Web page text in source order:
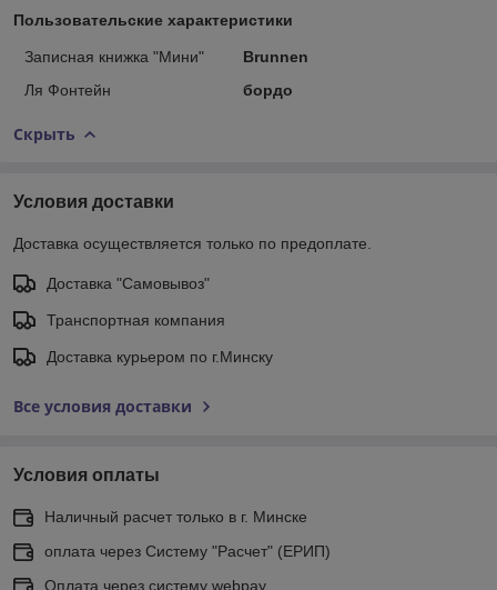
Пользовательские характеристики
Записная книжка "Мини"
Brunnen
Ля Фонтейн
бордо
Скрыть
Условия доставки
Доставка осуществляется только по предоплате.
Доставка "Самовывоз"
Транспортная компания
Доставка курьером по г.Минску
Все условия доставки
Условия оплаты
Наличный расчет только в г. Минске
оплата через Систему "Расчет" (ЕРИП)
Оплата через систему webpay